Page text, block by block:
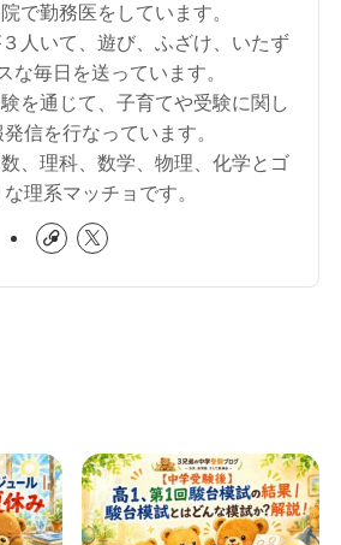
で勤務医をしています。
人いて、遊び、ふざけ、いたず
な毎日を送っています。
を通じて、子育てや受験に関し
信を行なっています。
、理科、数学、物理、化学とゴ
な理系マッチョです。